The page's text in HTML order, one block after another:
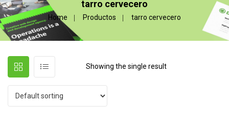
tarro cervecero
Home Productos tarro cervecero
Showing the single result